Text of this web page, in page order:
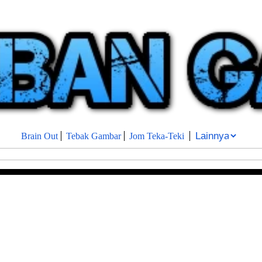
Brain Out Tebak Gambar Jom Teka-Teki